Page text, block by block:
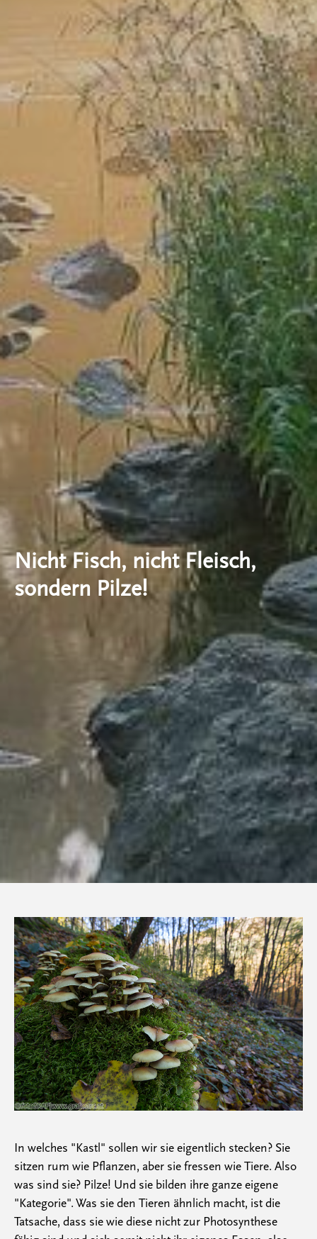
Nicht Fisch, nicht Fleisch,
sondern Pilze!
In welches "Kastl" sollen wir sie eigentlich stecken? Sie
sitzen rum wie Pflanzen, aber sie fressen wie Tiere. Also
was sind sie? Pilze! Und sie bilden ihre ganze eigene
"Kategorie". Was sie den Tieren ähnlich macht, ist die
Tatsache, dass sie wie diese nicht zur Photosynthese